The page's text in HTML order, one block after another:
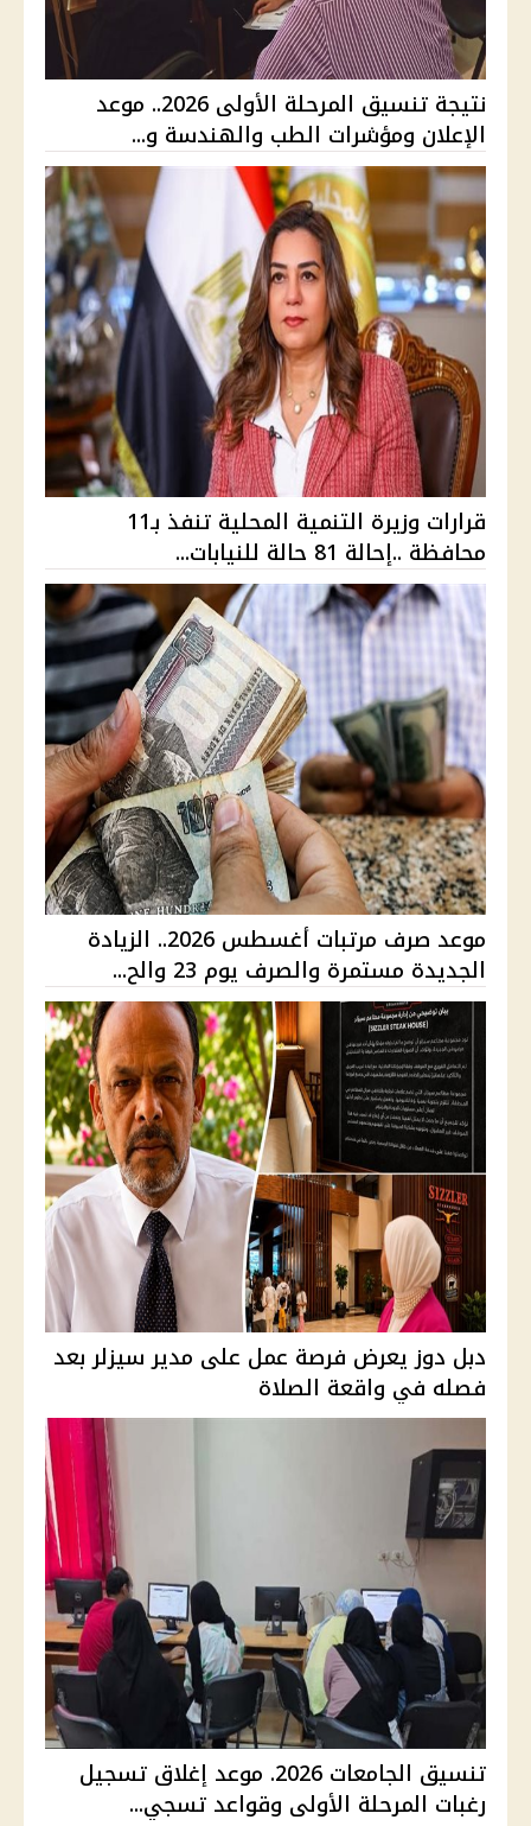
نتيجة تنسيق المرحلة الأولى 2026.. موعد
الإعلان ومؤشرات الطب والهندسة و...
قرارات وزيرة التنمية المحلية تنفذ بـ11
محافظة ..إحالة 81 حالة للنيابات...
موعد صرف مرتبات أغسطس 2026.. الزيادة
الجديدة مستمرة والصرف يوم 23 والح...
دبل دوز يعرض فرصة عمل على مدير سيزلر بعد
فصله في واقعة الصلاة
تنسيق الجامعات 2026. موعد إغلاق تسجيل
رغبات المرحلة الأولى وقواعد تسجي...